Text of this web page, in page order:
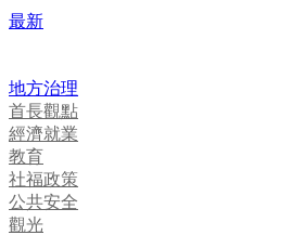
最新
地方治理
首長觀點
經濟就業
教育
社福政策
公共安全
觀光